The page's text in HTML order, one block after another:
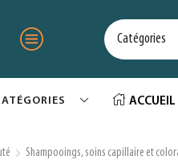
ACCUEIL
Shampooings, soins capillaire et